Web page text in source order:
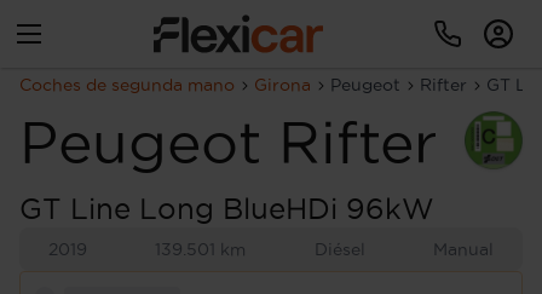
Coches de segunda mano Girona Peugeot Rifter GT
Peugeot Rifter
GT Line Long BlueHDi 96kW
2019 139.501 km Diésel Manual